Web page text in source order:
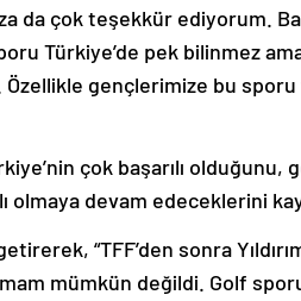
da çok teşekkür ediyorum.
Türkiye’de pek bilinmez
gençlerimize bu
çok başarılı olduğunu,
olmaya devam edeceklerini
“TFF’den sonra
mümkün değildi. Golf